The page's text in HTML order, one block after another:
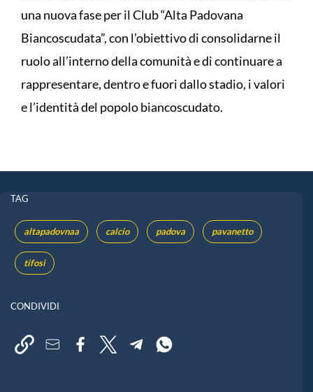
una nuova fase per il Club “Alta Padovana
Biancoscudata”, con l’obiettivo di consolidarne il
ruolo all’interno della comunità e di continuare a
rappresentare, dentro e fuori dallo stadio, i valori
e l’identità del popolo biancoscudato.
TAG
altapadovnaa calcio padova pavanetto
tifosi
CONDIVIDI